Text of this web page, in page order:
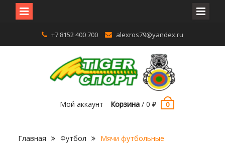
содержимому
+7 8152 400 700 alexros79@yandex.ru
Мой аккаунт Корзина /0₽ 0
Главная Футбол Мячи футбольные